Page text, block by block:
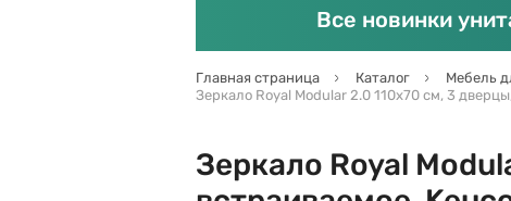
Все новинки
Главная страница Каталог Мебель
Зеркало Royal Modular 2.0 110х70 см, 3
Зеркало Royal